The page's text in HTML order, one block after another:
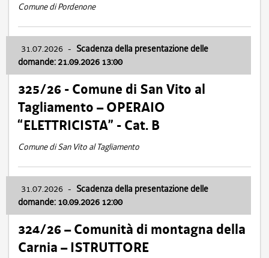
Comune di Pordenone
31.07.2026 - Scadenza della presentazione delle
domande: 21.09.2026 13:00
325/26 - Comune di San Vito al
Tagliamento – OPERAIO
“ELETTRICISTA” - Cat. B
Comune di San Vito al Tagliamento
31.07.2026 - Scadenza della presentazione delle
domande: 10.09.2026 12:00
324/26 – Comunità di montagna della
Carnia – ISTRUTTORE